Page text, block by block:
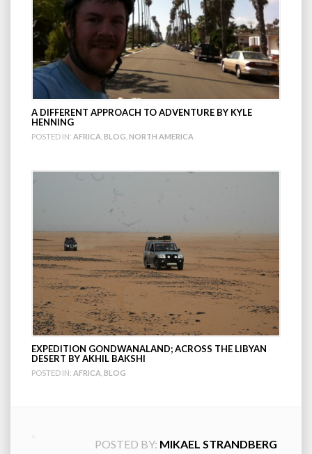
A DIFFERENT APPROACH TO ADVENTURE BY KYLE
HENNING
POSTED IN: AFRICA BLOG NORTH AMERICA
EXPEDITION GONDWANALAND; ACROSS THE LIBYAN
DESERT BY AKHIL BAKSHI
POSTED IN: AFRICA BLOG
POSTED BY: MIKAEL STRANDBERG